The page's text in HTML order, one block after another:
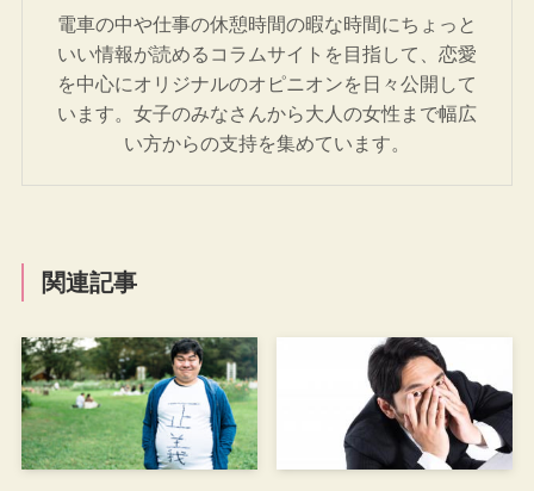
電車の中や仕事の休憩時間の暇な時間にちょっと
いい情報が読めるコラムサイトを目指して、恋愛
を中心にオリジナルのオピニオンを日々公開して
います。女子のみなさんから大人の女性まで幅広
い方からの支持を集めています。
関連記事